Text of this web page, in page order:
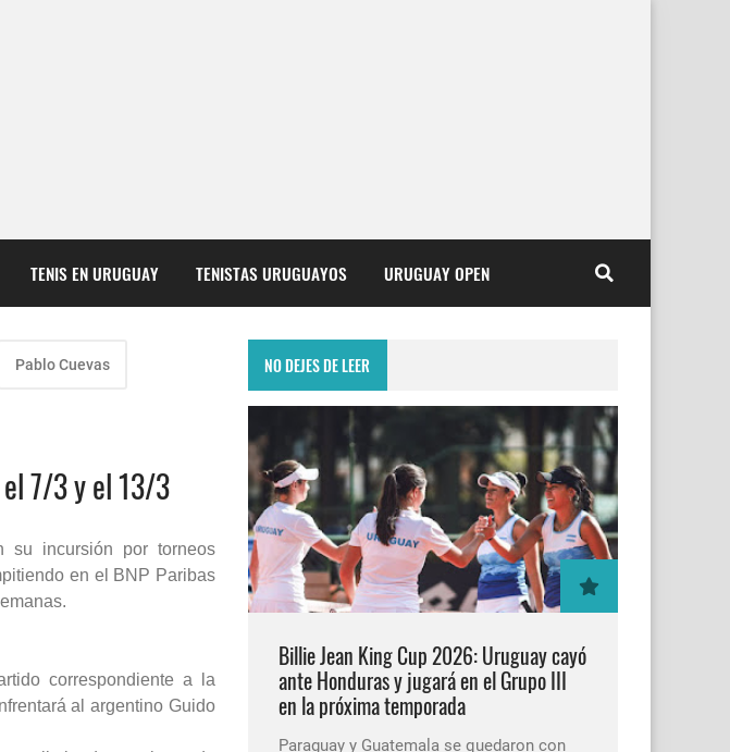
TENIS EN URUGUAY TENISTAS URUGUAYOS URUGUAY OPEN
Pablo Cuevas
7/3 y el 13/3
su incursión por torneos
en el BNP Paribas
correspondiente a la
al argentino Guido
NO DEJES DE LEER
Billie Jean King Cup 2026: Uruguay cayó
ante Honduras y jugará en el Grupo III
en la próxima temporada
Paraguay y Guatemala se quedaron con